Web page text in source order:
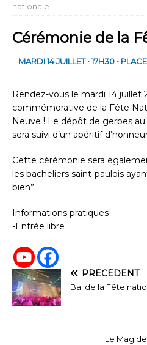
nationale
Cérémonie de la
MARDI 14 JUILLET • 17H30 •
Rendez-vous le mardi 14 juillet
commémorative de la Fête
Neuve ! Le dépôt de gerbes
sera suivi d’un apéritif
Cette cérémonie sera
les bacheliers saint-paulois
bien”.
Informations pratiques :
-Entrée libre
PRÉCÉDENT
Bal de la Fête
Le Mag